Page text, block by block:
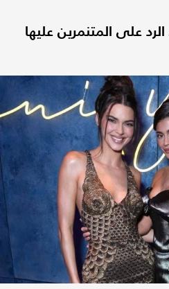
على المتنمرين عليها